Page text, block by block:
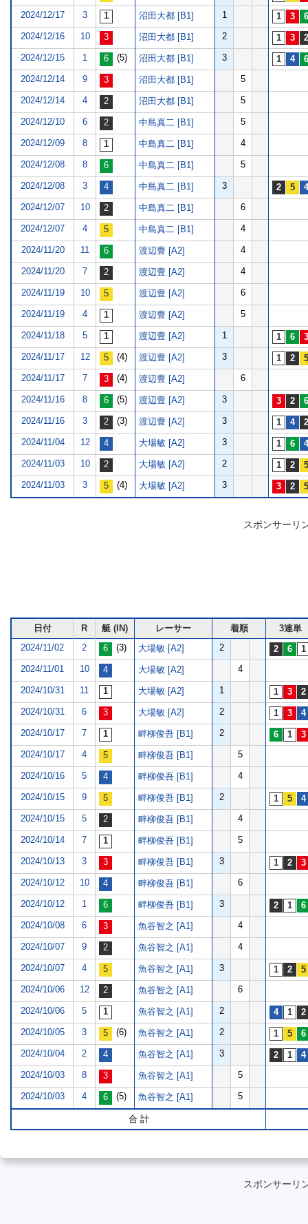
2024/12/17 3 沼田大都 [B1] 1
2024/12/16 10 沼田大都 [B1] 2
2024/12/15 1 (5) 沼田大都 [B1] 3
2024/12/14 9 沼田大都 [B1] 5
2024/12/14 4 沼田大都 [B1] 5
2024/12/10 6 中島真二 [B1] 5
2024/12/09 8 中島真二 [B1] 4
2024/12/08 8 中島真二 [B1] 5
2024/12/08 3 中島真二 [B1] 3
2024/12/07 10 中島真二 [B1] 6
2024/12/07 4 中島真二 [B1] 4
2024/11/20 11 渡辺豊 [A2] 4
2024/11/20 7 渡辺豊 [A2] 4
2024/11/19 10 渡辺豊 [A2] 6
2024/11/19 4 渡辺豊 [A2] 5
2024/11/18 5 渡辺豊 [A2] 1
2024/11/17 12 (4) 渡辺豊 [A2] 3
2024/11/17 7 (4) 渡辺豊 [A2] 6
2024/11/16 8 (5) 渡辺豊 [A2] 3
2024/11/16 3 (3) 渡辺豊 [A2] 3
2024/11/04 12 大場敏 [A2] 3
2024/11/03 10 大場敏 [A2] 2
2024/11/03 3 (4) 大場敏 [A2] 3
スポンサーリ
日付 R 艇 (IN) レーサー 着順
3連単
2024/11/02
2 (3) 大場敏 [A2] 2
2024/11/01 10 大場敏 [A2] 4
2024/10/31 11 大場敏 [A2] 1
2024/10/31 6 大場敏 [A2] 2
2024/10/17 7 畔柳俊吾 [B1] 2
2024/10/17 4 畔柳俊吾 [B1] 5
2024/10/16 5 畔柳俊吾 [B1] 4
2024/10/15 9 畔柳俊吾 [B1] 2
2024/10/15 5 畔柳俊吾 [B1] 4
2024/10/14 7 畔柳俊吾 [B1] 5
2024/10/13 3 畔柳俊吾 [B1] 3
2024/10/12 10 畔柳俊吾 [B1] 6
2024/10/12 1 畔柳俊吾 [B1] 3
2024/10/08 6 魚谷智之 [A1] 4
2024/10/07 9 魚谷智之 [A1] 4
2024/10/07 4 魚谷智之 [A1] 3
2024/10/06 12 魚谷智之 [A1] 6
2024/10/06 5 魚谷智之 [A1] 2
2024/10/05 3 (6) 魚谷智之 [A1] 2
2024/10/04 2 魚谷智之 [A1] 3
2024/10/03 8 魚谷智之 [A1] 5
2024/10/03 4 (5) 魚谷智之 [A1] 5
合 計
スポンサーリ